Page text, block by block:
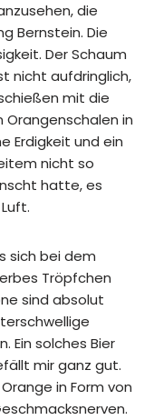
die
Bernstein. Die
Der Schaum
nicht aufdringlich,
mit die
in
Erdigkeit und ein
nicht so
hatte, es
sich bei dem
Tröpfchen
sind absolut
Ein solches Bier
mir ganz gut.
in Form von